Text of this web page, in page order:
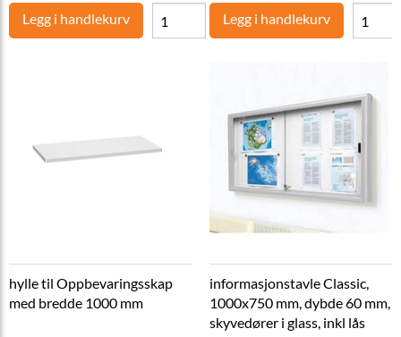
Legg i handlekurv Legg i handlekurv
hylle til Oppbevaringsskap
med bredde 1000 mm
informasjonstavle Classic,
1000x750 mm, dybde 60 mm,
skyvedører i glass, inkl lås